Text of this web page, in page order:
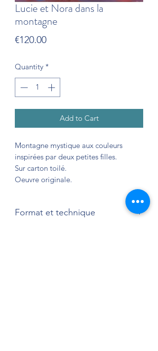
Lucie et Nora dans la
montagne
€120.00Price
Quantity *
Add to Cart
Montagne mystique aux couleurs
inspirées par deux petites filles.
Sur carton toilé.
Oeuvre originale.
Format et technique